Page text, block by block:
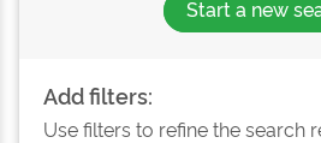
Start a new
Add filters:
Use filters to refine the search